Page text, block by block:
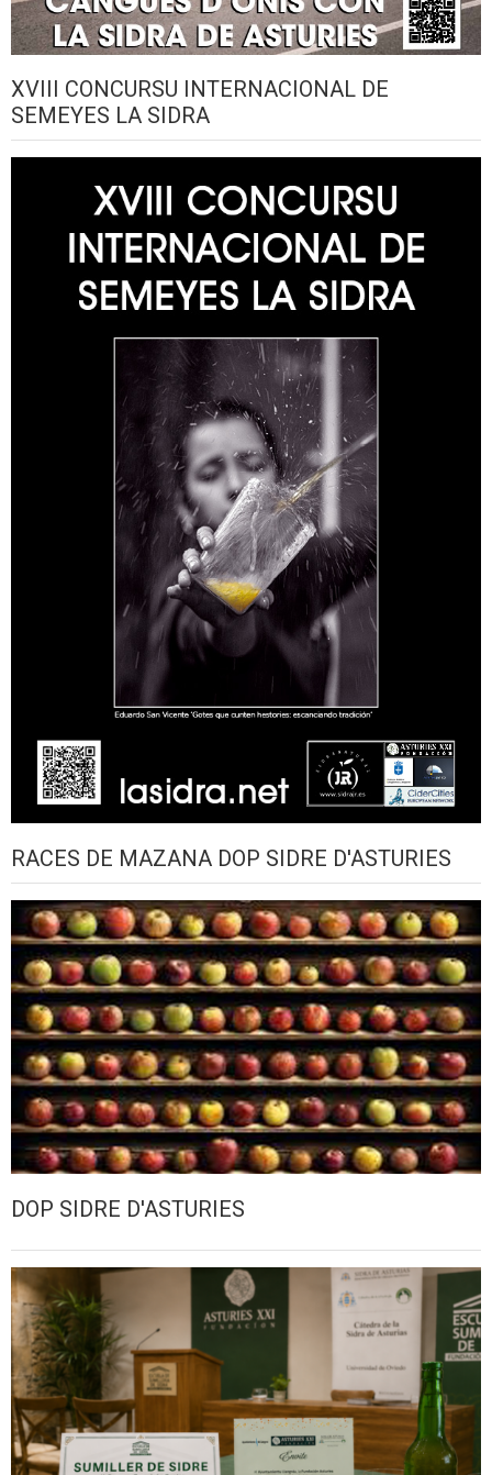
XVIII CONCURSU INTERNACIONAL DE
SEMEYES LA SIDRA
RACES DE MAZANA DOP SIDRE D'ASTURIES
DOP SIDRE D'ASTURIES